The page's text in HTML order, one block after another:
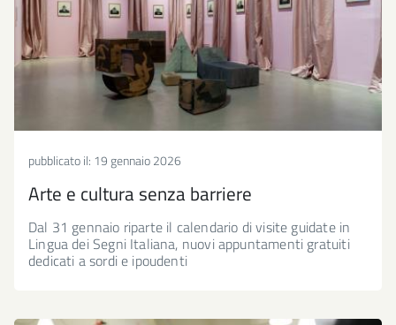
pubblicato il: 19 gennaio 2026
Arte e cultura senza barriere
Dal 31 gennaio riparte il calendario di visite guidate in
Lingua dei Segni Italiana, nuovi appuntamenti gratuiti
dedicati a sordi e ipoudenti